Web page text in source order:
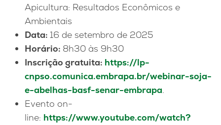
Apicultura: Resultados Econômicos e
Ambientais
Data: 16 de setembro de 2025
Horário: 8h30 às 9h30
Inscrição gratuita: https://lp-
cnpso.comunica.embrapa.br/webinar-soja-
e-abelhas-basf-senar-embrapa.
Evento on-
line: https://www.youtube.com/watch?